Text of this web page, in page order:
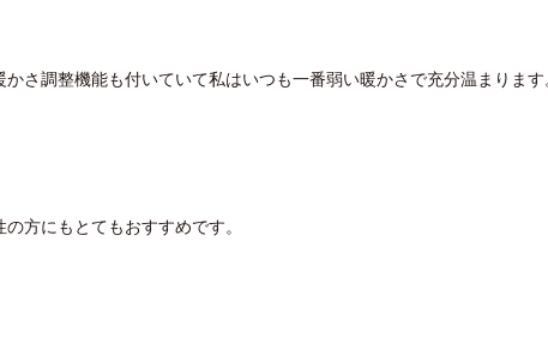
かさ調整機能も付いていて私はいつも一番弱い暖かさで充分温まります
方にもとてもおすすめです。